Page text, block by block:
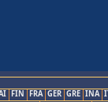
FIN FRA GER GRE INA